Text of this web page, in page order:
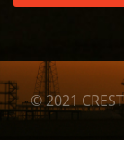
© 2021